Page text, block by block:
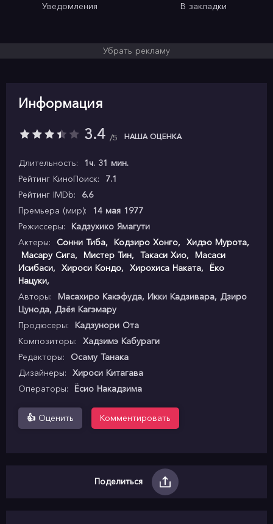
Уведомления В закладки
Убрать рекламу
Информация
3.4 5 НАША ОЦЕНКА
Длительность:
1ч. 31 мин.
Рейтинг КиноПоиск:
7.1
Рейтинг IMDb:
6.6
Премьера (мир):
14 мая 1977
Режиссеры:
Кадзухико Ямагути
Актеры:
Сонни Тиба, Кодзиро Хонго, Хидэо Мурота,
Масару Сига, Мистер Тин, Такаси Хио,
Масаси
Исибаси, Хироси Кондо, Хирохиса Наката,
Ёко
Нацуки,
Авторы:
Масахиро Какэфуда, Икки Кадзивара, Дзиро
Цунода, Дзёя Кагэмару
Продюсеры:
Кадзунори Ота
Композиторы:
Хадзимэ Кабураги
Редакторы:
Осаму Танака
Дизайнеры:
Хироси Китагава
Операторы:
Ёсио Накадзима
👍 Оценить Комментировать
Поделиться